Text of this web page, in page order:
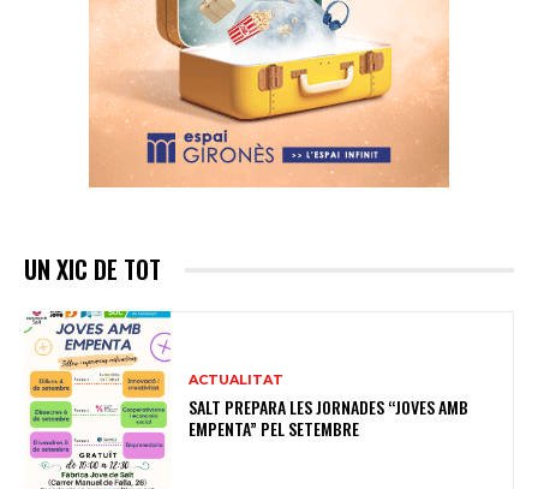
UN XIC DE TOT
ACTUALITAT
SALT PREPARA LES JORNADES “JOVES AMB
EMPENTA” PEL SETEMBRE